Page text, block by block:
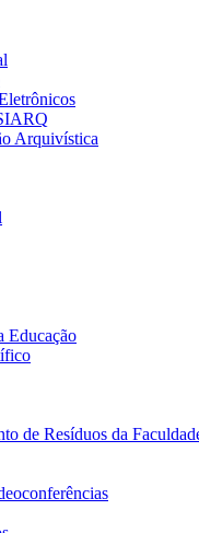
Arquivística
Educação
de Resíduos da